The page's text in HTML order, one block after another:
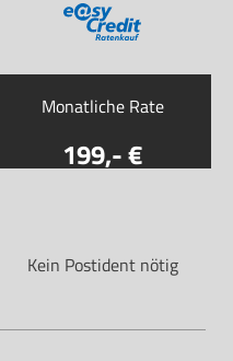
Monatliche Rate
199,-
Kein Postident nötig